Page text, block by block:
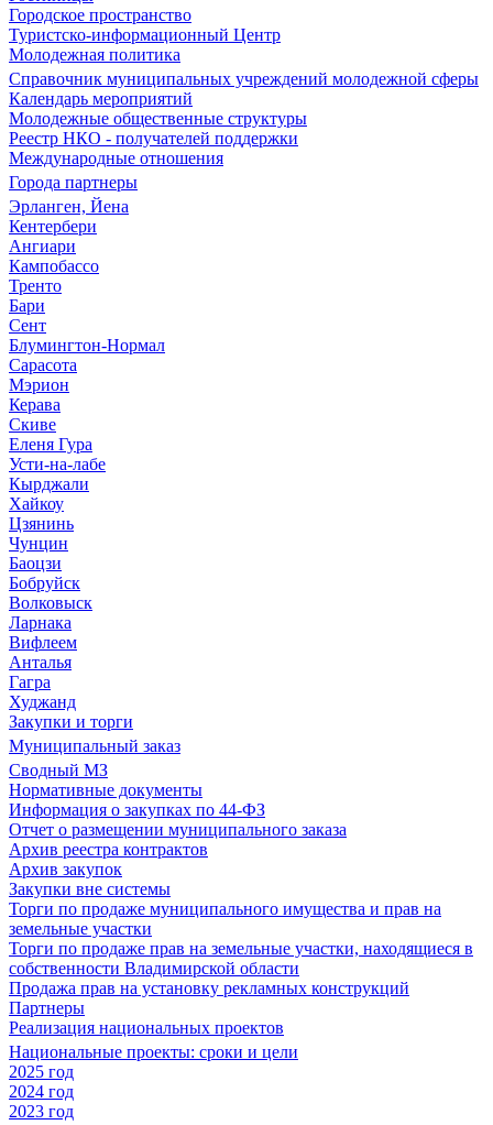
Городское пространство
Туристско-информационный Центр
Молодежная политика
Справочник муниципальных учреждений молодежной сферы
Календарь мероприятий
Молодежные общественные структуры
Реестр НКО - получателей поддержки
Международные отношения
Города партнеры
Эрланген, Йена
Кентербери
Ангиари
Кампобассо
Тренто
Бари
Сент
Блумингтон-Нормал
Сарасота
Мэрион
Керава
Скиве
Еленя Гура
Усти-на-лабе
Кырджали
Хайкоу
Цзянинь
Чунцин
Баоцзи
Бобруйск
Волковыск
Ларнака
Вифлеем
Анталья
Гагра
Худжанд
Закупки и торги
Муниципальный заказ
Сводный МЗ
Нормативные документы
Информация о закупках по 44-ФЗ
Отчет о размещении муниципального заказа
Архив реестра контрактов
Архив закупок
Закупки вне системы
Торги по продаже муниципального имущества и прав на
земельные участки
Торги по продаже прав на земельные участки, находящиеся в
собственности Владимирской области
Продажа прав на установку рекламных конструкций
Партнеры
Реализация национальных проектов
Национальные проекты: сроки и цели
2025 год
2024 год
2023 год